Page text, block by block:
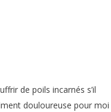
de poils incarnés s’il
douloureuse pour moi